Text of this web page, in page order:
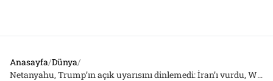
Anasayfa/Dünya/
Netanyahu, Trump’ın açık uyarısını dinlemedi: İran’ı vurdu, Washington-Tel Aviv hattında gerilim büyüyor